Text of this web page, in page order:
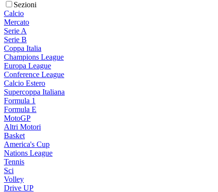
Sezioni
Calcio
Mercato
Serie A
Serie B
Coppa Italia
Champions League
Europa League
Conference League
Calcio Estero
Supercoppa Italiana
Formula 1
Formula E
MotoGP
Altri Motori
Basket
America's Cup
Nations League
Tennis
Sci
Volley
Drive UP